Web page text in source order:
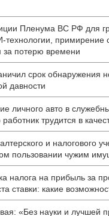
Пленума ВС РФ для
технологии, примирение
за потерю времени
срок обнаружения
давности
личного авто в
работник трудится в
и налогового
пользовании чужим
налога на прибыль за
ставки: какие
«Без науки и лучшей